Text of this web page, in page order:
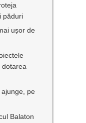
păduri
ușor de
dotarea
pe
Balaton